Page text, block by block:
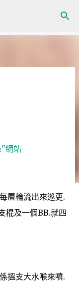
"網站
層輪流出來巡更.
棍及一個BB.就四
搵支大水喉來噴.